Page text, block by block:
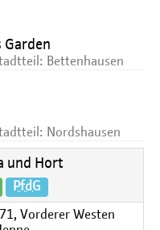
Garden
Bettenhausen
Nordshausen
und Hort
PfdG
Vorderer Westen